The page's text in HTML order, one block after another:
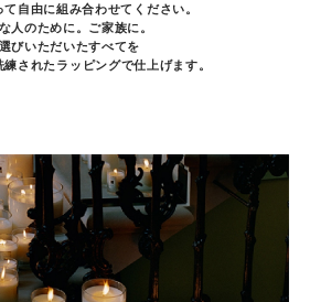
自由に組み合わせてください。
人のために。ご家族に。
びいただいたすべてを
されたラッピングで仕上げます。